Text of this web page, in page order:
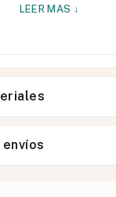
LEER MAS ↓